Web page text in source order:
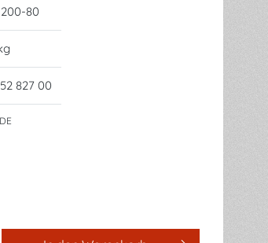
80
827 00